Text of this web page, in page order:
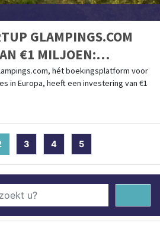
GLAMPINGS.COM
€1 MILJOEN:
KNAB / ALBELLI
hét boekingsplatform voor
in Europa, heeft een investering van €1
(current)
3 4 5